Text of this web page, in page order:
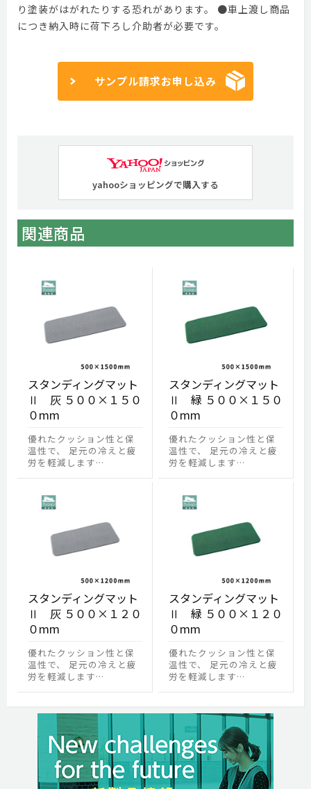
り塗装がはがれたりする恐れがあります。 ●車上渡し商品
につき納入時に荷下ろし介助者が必要です。
サンプル請求お申し込み
yahooショッピングで購入する
関連商品
スタンディングマット
Ⅱ 灰 ５００×１５０
０mm
優れたクッション性と保
温性で、 足元の冷えと疲
労を軽減します…
スタンディングマット
Ⅱ 緑 ５００×１５０
０mm
優れたクッション性と保
温性で、 足元の冷えと疲
労を軽減します…
スタンディングマット
Ⅱ 灰 ５００×１２０
０mm
優れたクッション性と保
温性で、 足元の冷えと疲
労を軽減します…
スタンディングマット
Ⅱ 緑 ５００×１２０
０mm
優れたクッション性と保
温性で、 足元の冷えと疲
労を軽減します…